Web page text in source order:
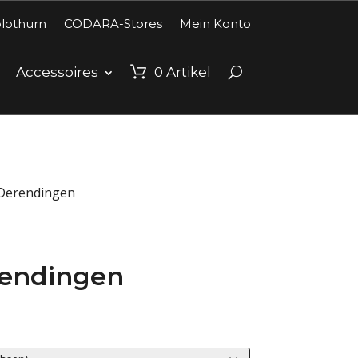
CODARA-Stores Mein Konto
Accessoires 0 Artikel